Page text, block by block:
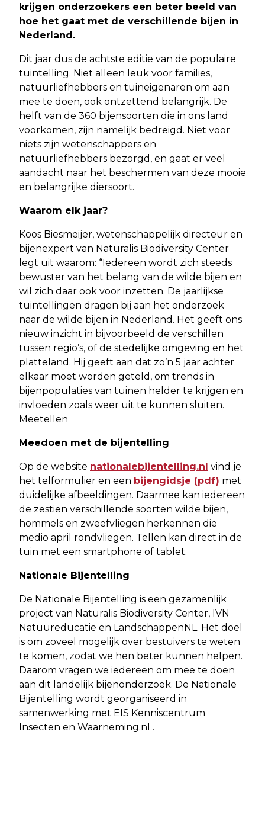
krijgen onderzoekers een beter beeld van
hoe het gaat met de verschillende bijen in
Nederland.
Dit jaar dus de achtste editie van de populaire
tuintelling. Niet alleen leuk voor families,
natuurliefhebbers en tuineigenaren om aan
mee te doen, ook ontzettend belangrijk. De
helft van de 360 bijensoorten die in ons land
voorkomen, zijn namelijk bedreigd. Niet voor
niets zijn wetenschappers en
natuurliefhebbers bezorgd, en gaat er veel
aandacht naar het beschermen van deze mooie
en belangrijke diersoort.
Waarom elk jaar?
Koos Biesmeijer, wetenschappelijk directeur en
bijenexpert van Naturalis Biodiversity Center
legt uit waarom: “Iedereen wordt zich steeds
bewuster van het belang van de wilde bijen en
wil zich daar ook voor inzetten. De jaarlijkse
tuintellingen dragen bij aan het onderzoek
naar de wilde bijen in Nederland. Het geeft ons
nieuw inzicht in bijvoorbeeld de verschillen
tussen regio’s, of de stedelijke omgeving en het
platteland. Hij geeft aan dat zo’n 5 jaar achter
elkaar moet worden geteld, om trends in
bijenpopulaties van tuinen helder te krijgen en
invloeden zoals weer uit te kunnen sluiten.
Meetellen
Meedoen met de bijentelling
Op de website nationalebijentelling.nl vind je
het telformulier en een bijengidsje (pdf) met
duidelijke afbeeldingen. Daarmee kan iedereen
de zestien verschillende soorten wilde bijen,
hommels en zweefvliegen herkennen die
medio april rondvliegen. Tellen kan direct in de
tuin met een smartphone of tablet.
Nationale Bijentelling
De Nationale Bijentelling is een gezamenlijk
project van Naturalis Biodiversity Center, IVN
Natuureducatie en LandschappenNL. Het doel
is om zoveel mogelijk over bestuivers te weten
te komen, zodat we hen beter kunnen helpen.
Daarom vragen we iedereen om mee te doen
aan dit landelijk bijenonderzoek. De Nationale
Bijentelling wordt georganiseerd in
samenwerking met EIS Kenniscentrum
Insecten en Waarneming.nl .